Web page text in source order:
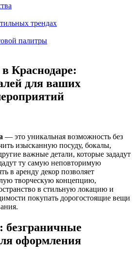
трендах
палитры
Краснодаре:
для ваших
— это уникальная возможность без
изысканную посуду, бокалы,
важные детали, которые зададут
ту самую неповторимую
в аренду декор позволяет
творческую концепцию,
в стильную локацию и
покупать дорогостоящие вещи
безграничные
оформления